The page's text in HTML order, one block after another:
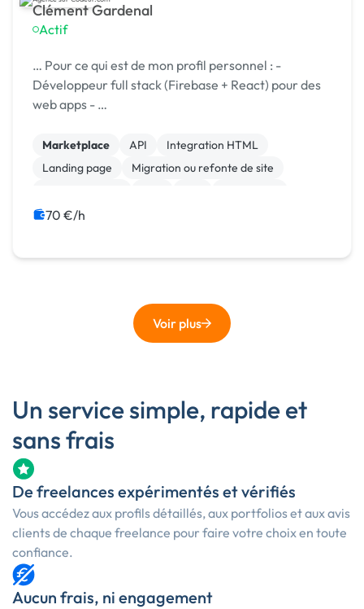
Clément Gardenal
Actif
… Pour ce qui est de mon profil personnel : -
Développeur full stack (Firebase + React) pour des
web apps - …
Marketplace API
Integration HTML
Landing page
Migration ou refonte de site
Campagne display avec bannières
70 €/h
Voir plus
Un service simple, rapide et
sans frais
De freelances expérimentés et vérifiés
Vous accédez aux profils détaillés, aux portfolios et aux avis
clients de chaque freelance pour faire votre choix en toute
confiance.
Aucun frais, ni engagement